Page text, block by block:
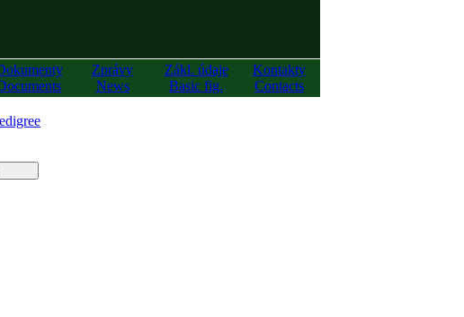
Zprávy
News
Zákl. údaje
Basic fig.
Kontakty
Contacts